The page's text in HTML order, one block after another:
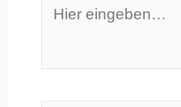
eingeben…